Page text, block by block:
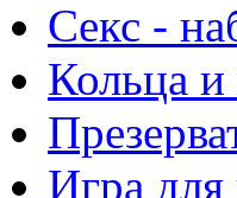
Секс -
Кольца и
Игра для